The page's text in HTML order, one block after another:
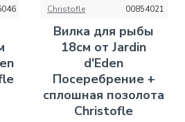
Christofle 00854021
Вилка для рыбы
18см от Jardin
d'Eden
Посеребрение +
сплошная позолота
Christofle